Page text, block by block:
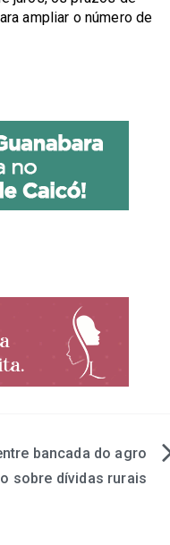
ampliar o número de
bancada do agro
sobre dívidas rurais